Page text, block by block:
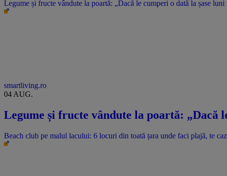
Legume și fructe vândute la poartă: „Dacă le cumperi o dată la șase
smartliving.ro
04 AUG.
Legume și fructe vândute la poartă: „Dacă
Beach club pe malul lacului: 6 locuri din toată țara unde faci plajă, te